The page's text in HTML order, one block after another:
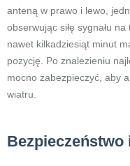
anteną w prawo i lewo,
obserwując siłę sygnału
nawet kilkadziesiąt minut
pozycję. Po znalezieniu
mocno zabezpieczyć, aby
wiatru.